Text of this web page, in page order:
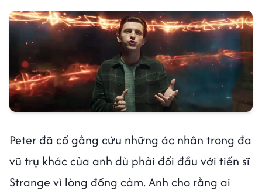
Peter đã cố gắng cứu những ác nhân trong đa
vũ trụ khác của anh dù phải đối đầu với tiến sĩ
Strange vì lòng đồng cảm. Anh cho rằng ai